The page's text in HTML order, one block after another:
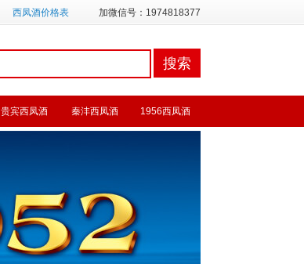
西凤酒价格表 加微信号：1974818377
贵宾西凤酒 秦沣西凤酒 1956西凤酒